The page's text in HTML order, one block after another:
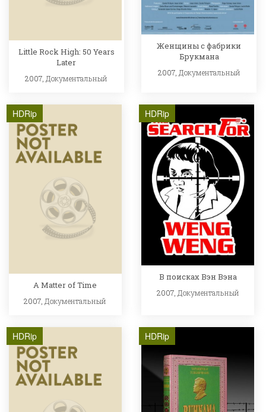
Little Rock High: 50 Years
Later
2007,Документальный
Женщины с фабрики
Брукмана
2007, Документальный
HDRip
A Matter of Time
2007, Документальный
HDRip
В поисках Вэн Вэна
2007, Документальный
HDRip HDRip